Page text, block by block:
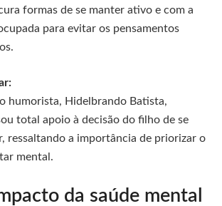
formas de se manter ativo e com a
para evitar os pensamentos
humorista, Hidelbrando Batista,
total apoio à decisão do filho de se
ressaltando a importância de priorizar o
mental.
da saúde mental